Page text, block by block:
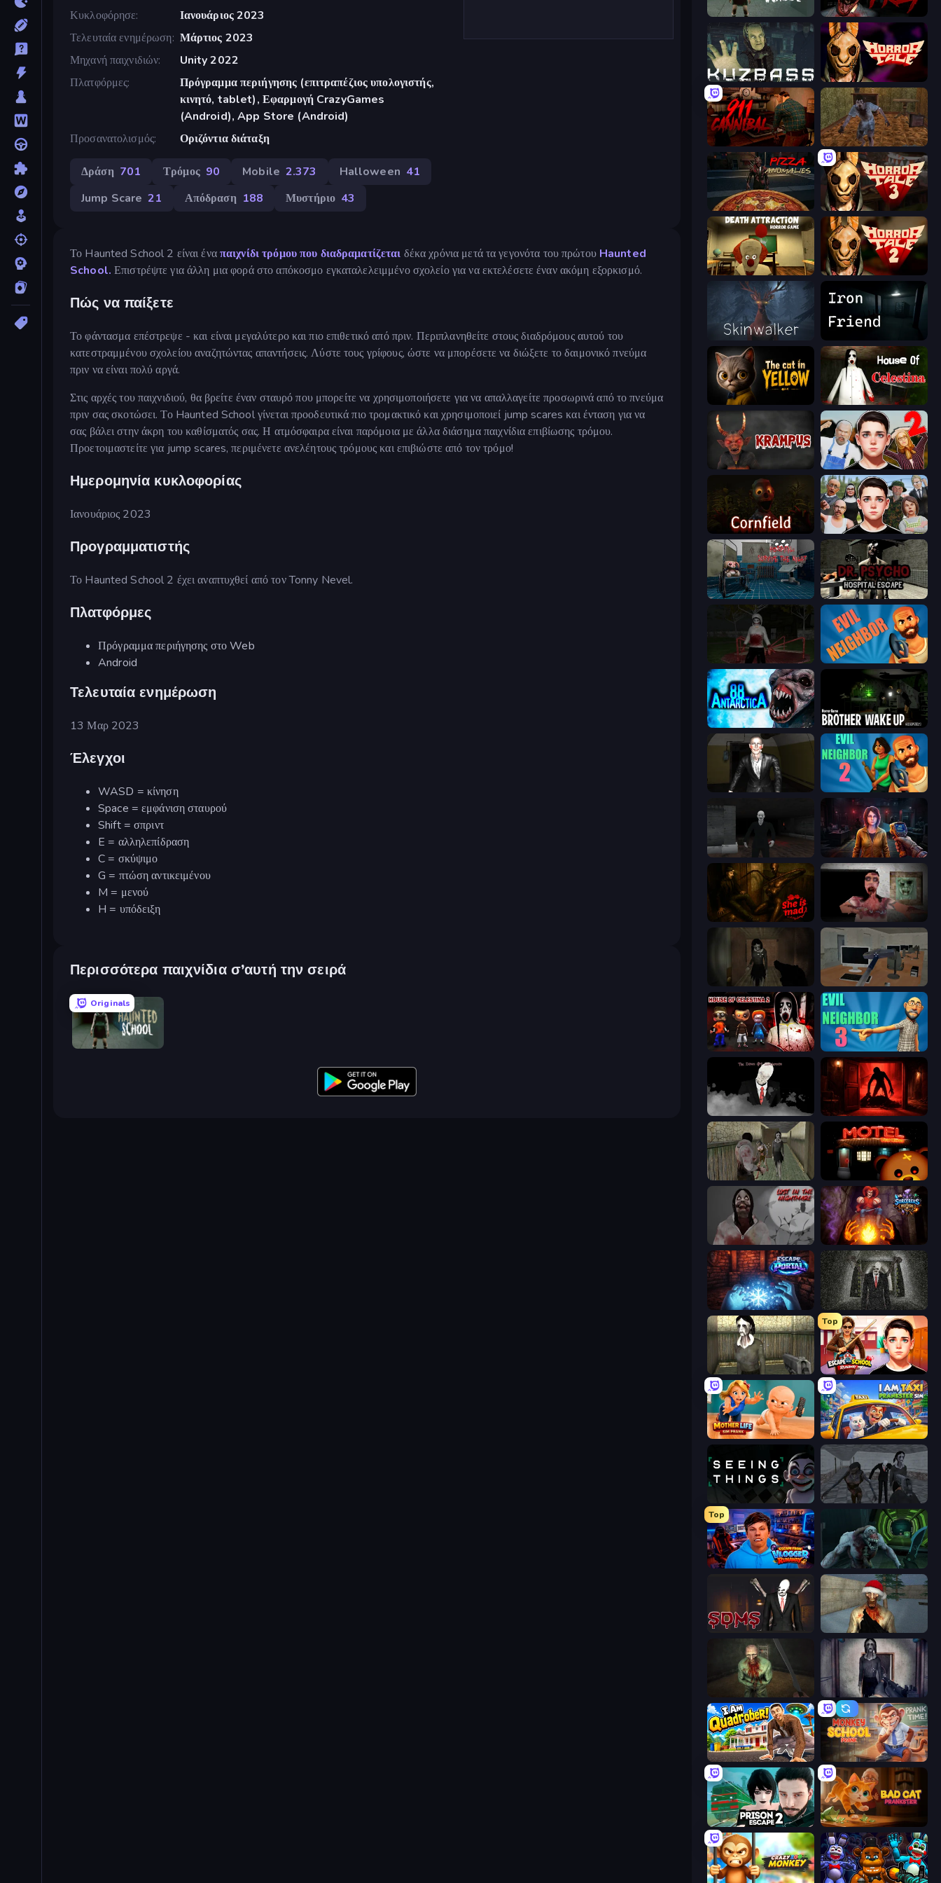
Κυκλοφόρησε
Ιανουάριος 2023
Τελευταία ενημέρωση Μάρτιος 2023
Μηχανή παιχνιδιών
Unity 2022
Πλατφόρμες
Πρόγραμμα περιήγησης (επιτραπέζιος υπολογιστής,
κινητό, tablet), Εφαρμογή CrazyGames
(Android), App Store (Android)
Προσανατολισμός
Οριζόντια διάταξη
Δράση 701 Τρόμος 90 Mobile 2.373 Halloween 41
Jump Scare 21 Απόδραση 188 Μυστήριο 43
Το Haunted School 2 είναι έναπαιχνίδι τρόμου που διαδραματίζεται δέκα χρόνια μετά τα γεγονότα του πρώτου Haunted
School. Επιστρέψτε για άλλη μια φορά στο απόκοσμο εγκαταλελειμμένο σχολείο για να εκτελέσετε έναν ακόμη εξορκισμό.
Πώς να παίξετε
Το φάντασμα επέστρεψε - και είναι μεγαλύτερο και πιο επιθετικό από πριν. Περιπλανηθείτε στους διαδρόμους αυτού του
κατεστραμμένου σχολείου αναζητώντας απαντήσεις. Λύστε τους γρίφους, ώστε να μπορέσετε να διώξετε το δαιμονικό πνεύμα
πριν να είναι πολύ αργά.
Στις αρχές του παιχνιδιού, θα βρείτε έναν σταυρό που μπορείτε να χρησιμοποιήσετε για να απαλλαγείτε προσωρινά από το πνεύμα
πριν σας σκοτώσει. Το Haunted School γίνεται προοδευτικά πιο τρομακτικό και χρησιμοποιεί jump scares και ένταση για να
σας βάλει στην άκρη του καθίσματός σας. Η ατμόσφαιρα είναι παρόμοια με άλλα διάσημα παιχνίδια επιβίωσης τρόμου.
Προετοιμαστείτε για jump scares, περιμένετε ανελέητους τρόμους και επιβιώστε από τον τρόμο!
Ημερομηνία κυκλοφορίας
Ιανουάριος 2023
Προγραμματιστής
Το Haunted School 2 έχει αναπτυχθεί από τον Tonny Nevel.
Πλατφόρμες
Πρόγραμμα περιήγησης στο Web
Android
Τελευταία ενημέρωση
13 Μαρ 2023
Έλεγχοι
WASD = κίνηση
Space = εμφάνιση σταυρού
Shift = σπριντ
E = αλληλεπίδραση
C = σκύψιμο
G = πτώση αντικειμένου
M = μενού
H = υπόδειξη
Περισσότερα παιχνίδια σ’αυτή την σειρά
Originals
Haunted School
Haunted School 911: Prey
Kuzbass Horror Horror Tale
911: Cannibal Creepy Granny Scream: Scary Freddy
Pizza Anomalies
Death Attraction: Horror Game
Skinwalker
The Cat in Yellow House of Celestina
Krampus Schoolboy Escape 2
Cornfield Schoolboy Escape: Runaway
Hospital: Survive the Night Dr. Psycho: Hospital Escape
Jeff the Killer: Horrendous Smile Evil Neighbor
Antarctica 88 Brother Wake Up
Case: Smile 2 Evil Neighbor 2
Case: Smile Survival Zone Zombie Outbreak
She is Mad Silent House
Office Horror Story
House of Celestina: Chapter Two Evil Neighbor 3
The Dawn of Slenderman Doors Castle
Jeff the Killer vs Slendrina Bear Haven
Jeff The Killer: Lost in the Nightmare Sorcerers Refuge
Escape Portal Slenderman Must Die: Underground Bunker
Slendrina Must Die: The House
Top
Escape from School: Runaway
Mother Life Simulator: Prank I Am Taxi Prankster Sim
Seeing Things Slendrina Must Die: The School
Top
Escape from Vlogger: Runaway Shoot Your Nightmare: Space Isolation
Slenderman Must Die: Sanatorium 2021
Shoot Your Nightmare: The Beginning Slendrina Must Die: The Cellar
I Am Quadrober! Monkey School Prank
Prison Escape 2 Bad Cat Prankster